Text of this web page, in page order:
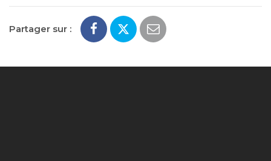
Partager sur :